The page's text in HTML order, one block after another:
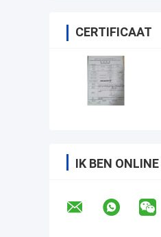
CERTIFICAAT
IK BEN